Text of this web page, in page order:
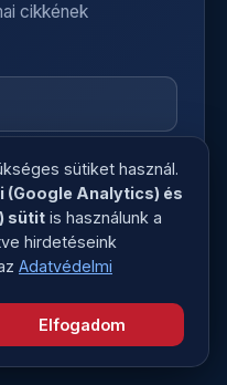
cikkének
listát
Kontroll hírlevelére.
kattintással.
sütiket használ.
(Google Analytics) és
sütit is használunk a
hirdetéseink
Adatvédelmi
Elfogadom